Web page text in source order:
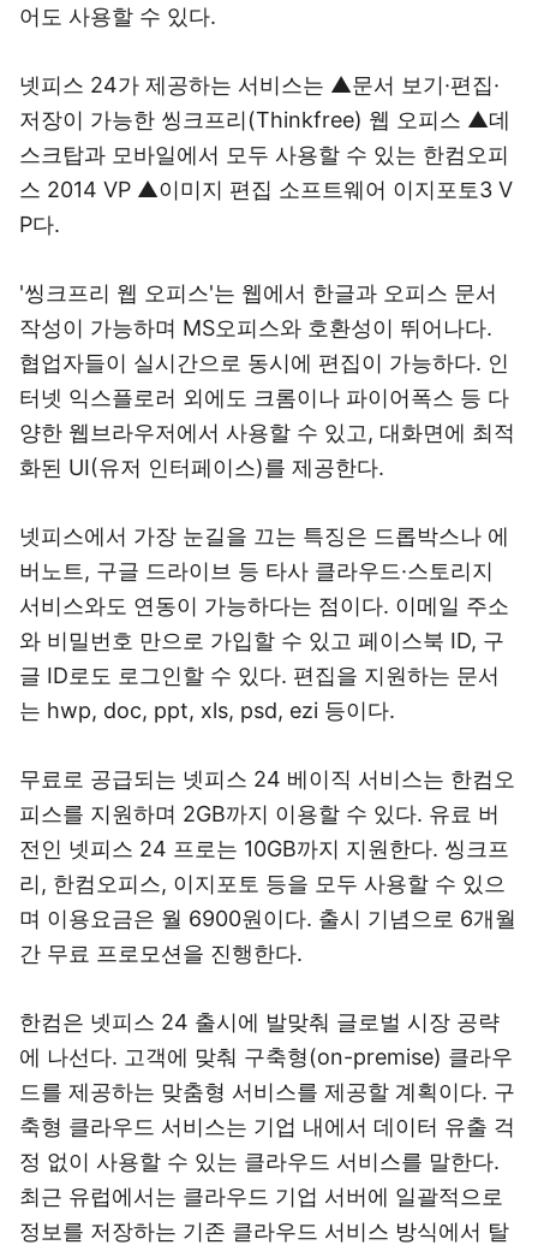
어도 사용할 수 있다.
넷피스 24가 제공하는 서비스는 ▲문서 보기·편집·
저장이 가능한 씽크프리(Thinkfree) 웹 오피스 ▲데
스크탑과 모바일에서 모두 사용할 수 있는 한컴오피
스 2014 VP ▲이미지 편집 소프트웨어 이지포토3 V
P다.
'씽크프리 웹 오피스'는 웹에서 한글과 오피스 문서
작성이 가능하며 MS오피스와 호환성이 뛰어나다.
협업자들이 실시간으로 동시에 편집이 가능하다. 인
터넷 익스플로러 외에도 크롬이나 파이어폭스 등 다
양한 웹브라우저에서 사용할 수 있고, 대화면에 최적
화된 UI(유저 인터페이스)를 제공한다.
넷피스에서 가장 눈길을 끄는 특징은 드롭박스나 에
버노트, 구글 드라이브 등 타사 클라우드·스토리지
서비스와도 연동이 가능하다는 점이다. 이메일 주소
와 비밀번호 만으로 가입할 수 있고 페이스북 ID, 구
글 ID로도 로그인할 수 있다. 편집을 지원하는 문서
는 hwp, doc, ppt, xls, psd, ezi 등이다.
무료로 공급되는 넷피스 24 베이직 서비스는 한컴오
피스를 지원하며 2GB까지 이용할 수 있다. 유료 버
전인 넷피스 24 프로는 10GB까지 지원한다. 씽크프
리, 한컴오피스, 이지포토 등을 모두 사용할 수 있으
며 이용요금은 월 6900원이다. 출시 기념으로 6개월
간 무료 프로모션을 진행한다.
한컴은 넷피스 24 출시에 발맞춰 글로벌 시장 공략
에 나선다. 고객에 맞춰 구축형(on-premise) 클라우
드를 제공하는 맞춤형 서비스를 제공할 계획이다. 구
축형 클라우드 서비스는 기업 내에서 데이터 유출 걱
정 없이 사용할 수 있는 클라우드 서비스를 말한다.
최근 유럽에서는 클라우드 기업 서버에 일괄적으로
정보를 저장하는 기존 클라우드 서비스 방식에서 탈